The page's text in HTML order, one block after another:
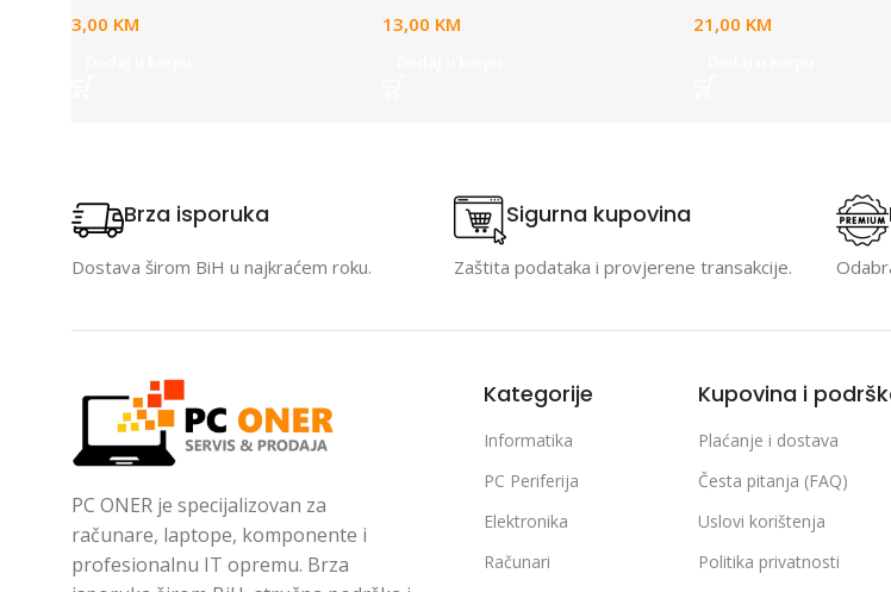
3,00 KM
13,00 KM
21,00 KM
Brza isporuka
Dostava širom BiH u najkraćem roku.
Sigurna kupovina
Zaštita podataka i provjerene transakcije.
PC ONER je specijalizovan za
računare, laptope, komponente i
profesionalnu IT opremu. Brza
Kategorije
Informatika
PC Periferija
Elektronika
Računari
Kupovina i
Plaćanje i dostava
Česta pitanja (FAQ)
Uslovi korištenja
Politika privatnosti